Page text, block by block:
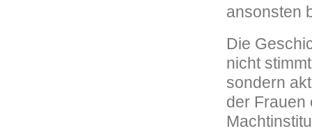
ansonsten
Die
nicht
sondern
der Frauen